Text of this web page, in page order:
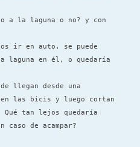
a la laguna o no? y con
ir en auto, se puede
laguna en él, o quedaría
llegan desde una
en las bicis y luego cortan
Qué tan lejos quedaría
caso de acampar?